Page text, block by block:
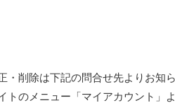
削除は下記の問合せ先よりお知ら
トのメニュー「マイアカウント」